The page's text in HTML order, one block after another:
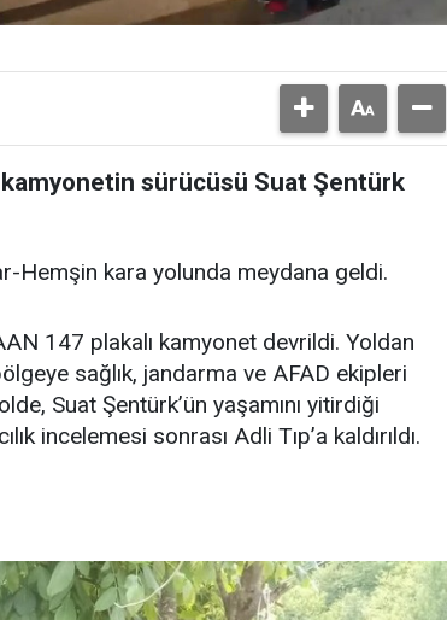
sürücüsü Suat Şentürk
Hemşin kara yolunda meydana geldi.
147 plakalı kamyonet devrildi. Yoldan
sağlık, jandarma ve AFAD ekipleri
Suat Şentürk’ün yaşamını yitirdiği
incelemesi sonrası Adli Tıp’a kaldırıldı.